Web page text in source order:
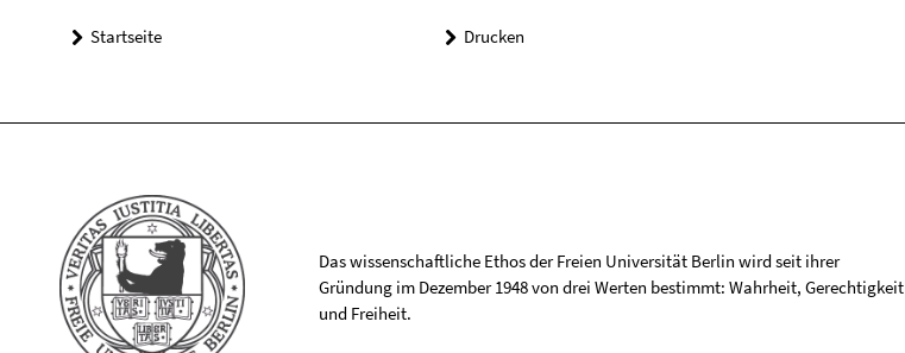
Startseite Drucken
Das wissenschaftliche Ethos der Freien Universität Berlin wird seit ihrer
Gründung im Dezember 1948 von drei Werten bestimmt: Wahrheit, Gerechtigkeit
und Freiheit.